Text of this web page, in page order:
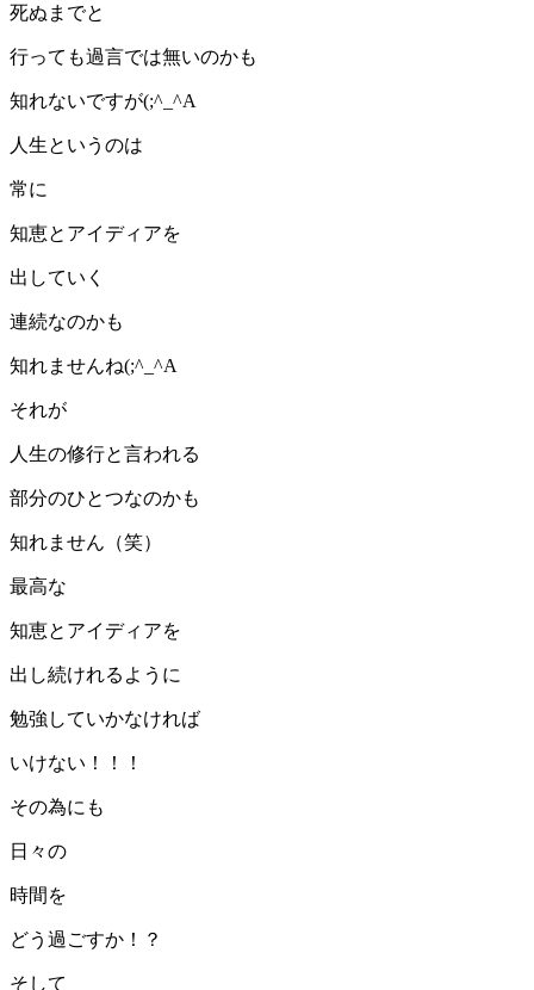
死ぬまでと
行っても過言では無いのかも
知れないですが(;^_^A
人生というのは
常に
知恵とアイディアを
出していく
連続なのかも
知れませんね(;^_^A
それが
人生の修行と言われる
部分のひとつなのかも
知れません（笑）
最高な
知恵とアイディアを
出し続けれるように
勉強していかなければ
いけない！！！
その為にも
日々の
時間を
どう過ごすか！？
そして